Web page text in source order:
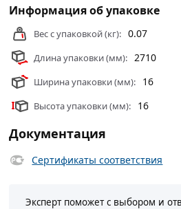
не требуют специальных
каких-либо навыков при монтаже.
Условия доставки и цены на
15х15х2700 мм Белый из
для панели ПВХдействительны в
Информация об упаковке
Вес с упаковкой (кг): 0.07
Длина упаковки (мм): 2710
Ширина упаковки (мм): 16
Высота упаковки (мм): 16
Документация
Сертификаты соответствия
Эксперт поможет с выбором и